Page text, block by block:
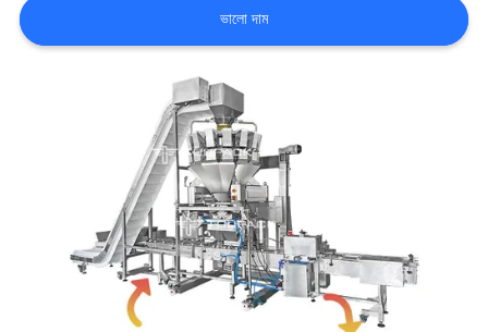
করুন
উদ্ধৃতি
ভালো দাম